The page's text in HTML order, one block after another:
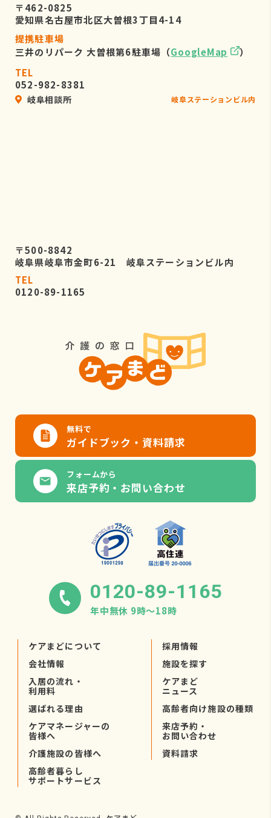
〒462-0825
愛知県名古屋市北区大曽根3丁目4-14
提携駐車場
三井のリパーク 大曽根第6駐車場（GoogleMap
）
TEL
052-982-8381
岐阜相談所 岐阜ステーションビル内
〒500-8842
岐阜県岐阜市金町6-21 岐阜ステーションビル内
TEL
0120-89-1165
無料で
ガイドブック・資料請求
フォームから
来店予約・お問い合わせ
0120-89-1165
年中無休 9時〜18時
ケアまどについて
会社情報
入居の流れ・
利用料
選ばれる理由
ケアマネージャーの
皆様へ
介護施設の皆様へ
高齢者暮らし
サポートサービス
採用情報
施設を探す
ケアまど
ニュース
高齢者向け施設の種類
来店予約・
お問い合わせ
資料請求